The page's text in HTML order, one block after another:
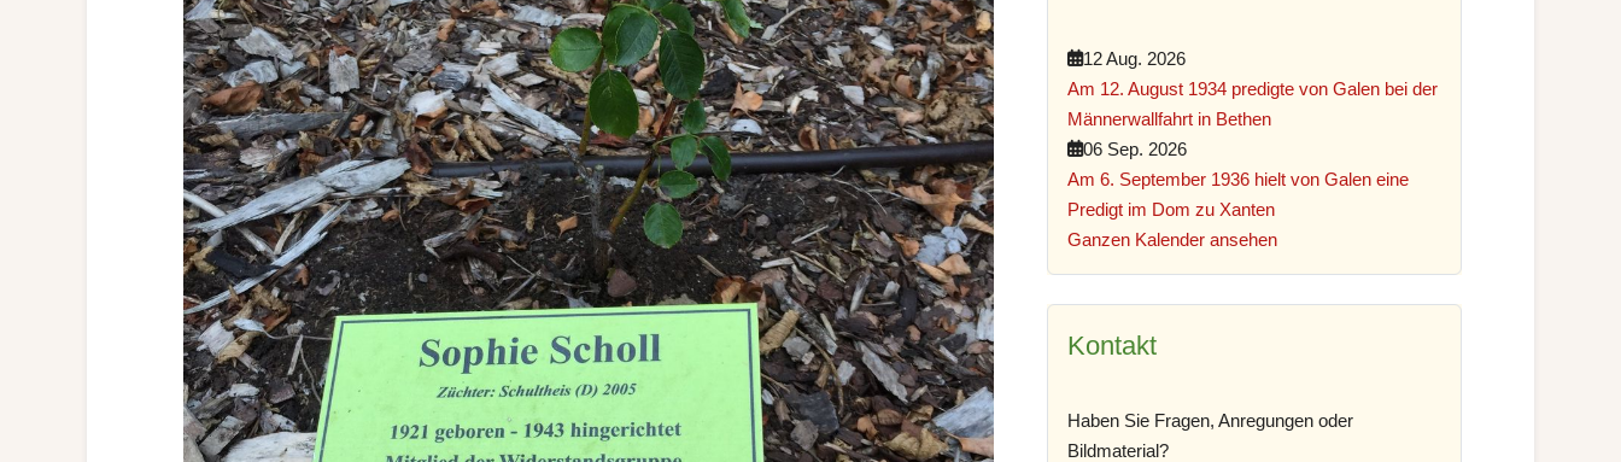
12 Aug. 2026
Am 12. August 1934 predigte von Galen bei der
Männerwallfahrt in Bethen
06 Sep. 2026
Am 6. September 1936 hielt von Galen eine
Predigt im Dom zu Xanten
Ganzen Kalender ansehen
Kontakt
Haben Sie Fragen, Anregungen oder
Bildmaterial?